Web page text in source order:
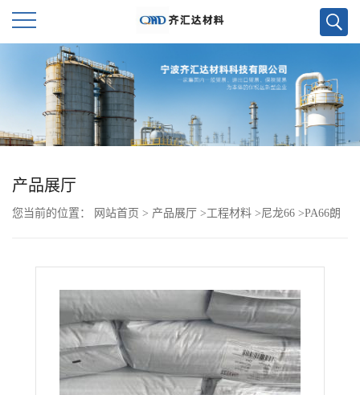
首
页
公
产品展厅
您当前的位置： 网站首页 > 产品展厅 >工程材料 >尼龙66 >PA66朗